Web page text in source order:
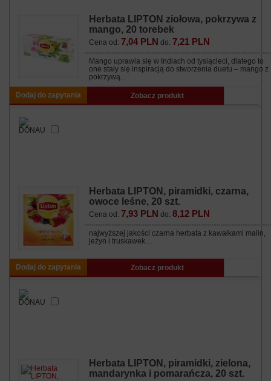
Herbata LIPTON ziołowa, pokrzywa z
mango, 20 torebek
Cena od: 7,04 PLN do: 7,21 PLN
Mango uprawia się w Indiach od tysiącleci, dlatego to
one stały się inspiracją do stworzenia duetu – mango z
pokrzywą...
Dodaj do zapytania Zobacz produkt
Herbata LIPTON, piramidki, czarna,
owoce leśne, 20 szt.
Cena od: 7,93 PLN do: 8,12 PLN
najwyższej jakości czarna herbata z kawałkami malin,
jeżyn i truskawek…
Dodaj do zapytania Zobacz produkt
Herbata LIPTON, piramidki, zielona,
mandarynka i pomarańcza, 20 szt.